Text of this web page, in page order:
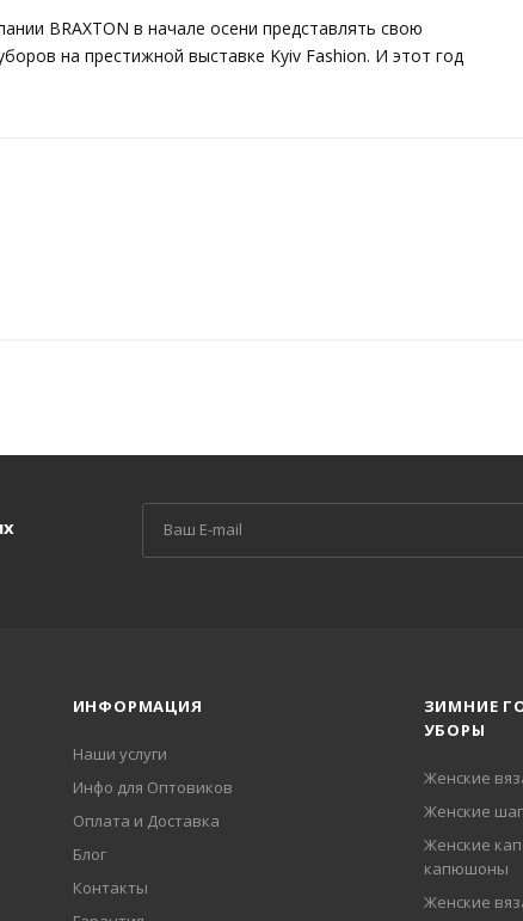
BRAXTON в начале осени представлять свою
на престижной выставке Kyiv Fashion. И этот год
ИНФОРМАЦИЯ
Наши услуги
Инфо для Оптовиков
Оплата и Доставка
Блог
Контакты
ЗИМНИЕ
УБОРЫ
Женские
Женские
Женские
капюшоны
Женские